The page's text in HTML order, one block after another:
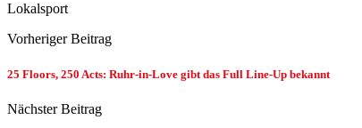
Lokalsport
Vorheriger Beitrag
25 Floors, 250 Acts: Ruhr-in-Love gibt das Full Line-Up bekannt
Nächster Beitrag